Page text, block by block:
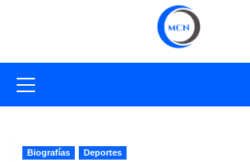
primario
Biografías Deportes